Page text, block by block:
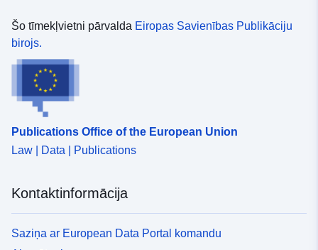
Šo tīmekļvietni pārvalda Eiropas Savienības Publikāciju
birojs.
Publications Office of the European Union
Law | Data | Publications
Kontaktinformācija
Saziņa ar European Data Portal komandu